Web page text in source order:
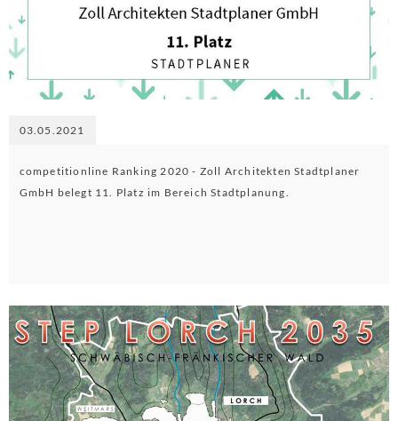
03.05.2021
competitionline Ranking 2020 - Zoll Architekten Stadtplaner
GmbH belegt 11. Platz im Bereich Stadtplanung.